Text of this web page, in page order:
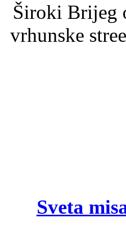
Široki Brijeg
vrhunske
Sveta